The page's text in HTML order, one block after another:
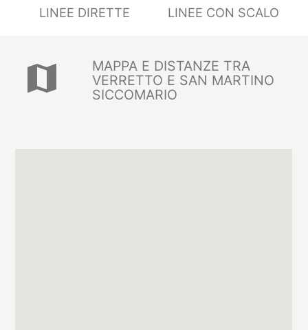
LINEE DIRETTE LINEE CON SCALO
map
MAPPA E DISTANZE TRA
VERRETTO E SAN MARTINO
SICCOMARIO